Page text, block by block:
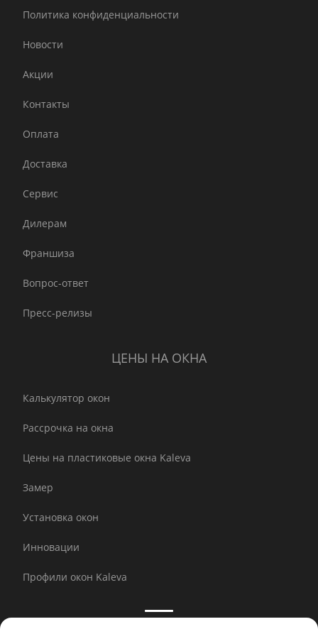
Политика конфиденциальности
Новости
Акции
Контакты
Оплата
Доставка
Сервис
Дилерам
Франшиза
Вопрос-ответ
Пресс-релизы
ЦЕНЫ НА ОКНА
Калькулятор окон
Рассрочка на окна
Цены на пластиковые окна Kaleva
Замер
Установка окон
Инновации
Профили окон Kaleva
Принимаем к оплате: